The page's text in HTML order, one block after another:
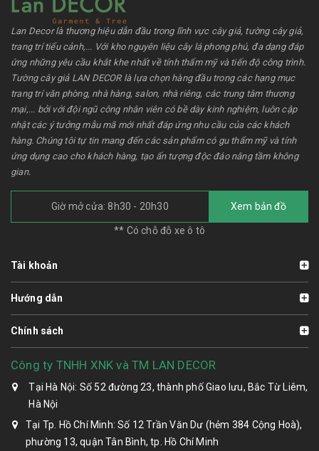
Lan Decor là thương hiệu dẫn đầu trong lĩnh vực cây giả, tường cây giả,
trang trí tiểu cảnh,... Với kho nguyên liệu cây lá phong phú, đa dạng đáp
ứng những yêu cầu khắt khe nhất về tính thẩm mỹ và tiến độ công trình.
Tường cây giả LAN DECOR là lựa chọn hàng đầu trong các hạng mục
trang trí văn phòng, nhà hàng, salon, nhà riêng, các trung tâm thương
mại,... bởi với đội ngũ công nhân viên có bề dày kinh nghiệm, luôn cập
nhật các ý tưởng mẫu mã mới nhất đáp ứng nhu cầu của các khách
hàng. Chúng tôi tự tin mang đến các sản phẩm có gu thẩm mỹ và tính
ứng dụng cao cho khách hàng, tạo ấn tượng độc đáo nâng tầm không
gian.
Giờ mở cửa: 8h30 - 20h30 Xem bản đồ
** Có chỗ đỗ xe ô tô
Tài khoản
Hướng dẫn
Chính sách
Công ty TNHH XNK và TM LAN DECOR
Tại Hà Nội: Số 52 đường 23, thành phố Giao lưu, Bắc Từ Liêm,
Hà Nội
Tại Tp. Hồ Chí Minh: Số 12 Trần Văn Dư (hẻm 384 Cộng Hoà),
phường 13, quận Tân Bình, tp. Hồ Chí Minh